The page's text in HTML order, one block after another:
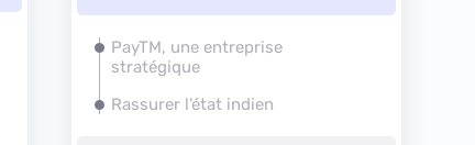
PayTM, une entreprise
stratégique
Rassurer l’état indien